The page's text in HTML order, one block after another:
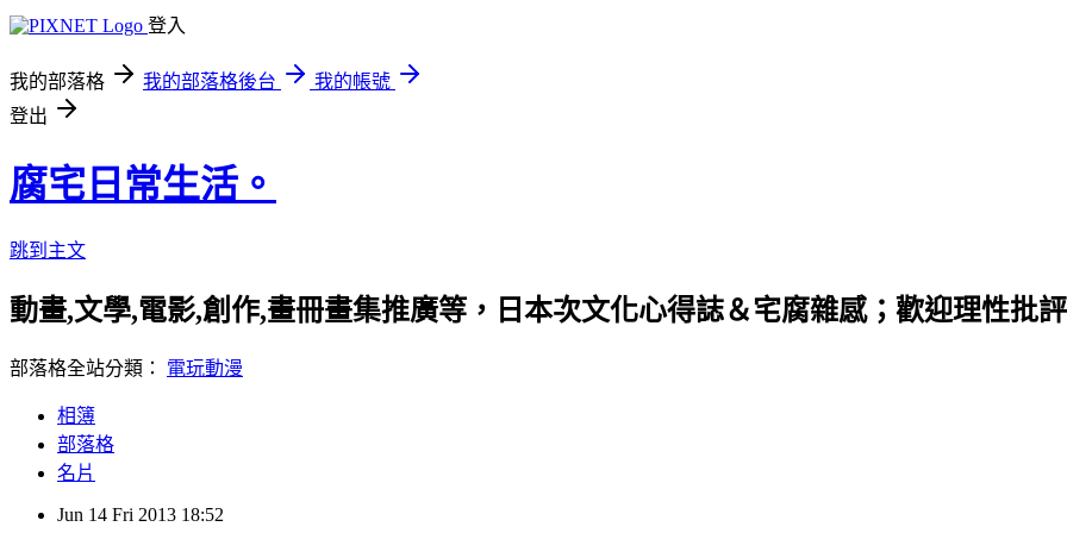
登入
我的部落格 我的部落格後台
我的帳號
登出
腐宅日常生活。
跳到主文
動畫,文學,電影,創作,畫冊畫集推廣等，日本次文化心得誌＆宅腐雜感；歡迎理性批
部落格全站分類： 電玩動漫
相簿
部落格
名片
Jun 14 Fri 2013 18:52